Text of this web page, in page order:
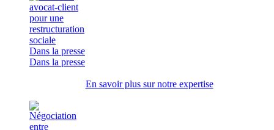
Dans la presse
Dans la presse
En savoir plus sur notre expertise